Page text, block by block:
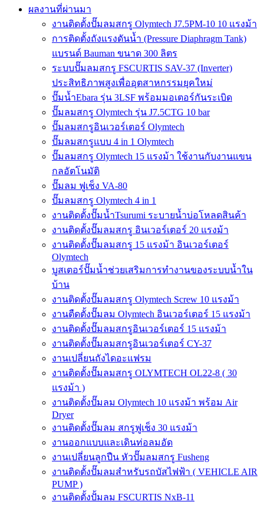
ผลงานที่ผ่านมา
งานติดตั้งปั๊มลมสกรู Olymtech J7.5PM-10 10 แรงม้า
การติดตั้งถังแรงดันน้ำ (Pressure Diaphragm Tank)
แบรนด์ Bauman ขนาด 300 ลิตร
ระบบปั๊มลมสกรู FSCURTIS SAV-37 (Inverter)
ประสิทธิภาพสูงเพื่ออุตสาหกรรมยุคใหม่
ปั๊มน้ำEbara รุ่น 3LSF พร้อมมอเตอร์กันระเบิด
ปั๊มลมสกรู Olymtech รุ่น J7.5CTG 10 bar
ปั๊มลมสกรูอินเวอร์เตอร์ Olymtech
ปั๊มลมสกรูแบบ 4 in 1 Olymtech
ปั๊มลมสกรู Olymtech 15 แรงม้า ใช้งานกับงานแขน
กลอัตโนมัติ
ปั๊มลม ฟูเช็ง VA-80
ปั๊มลมสกรู Olymtech 4 in 1
งานติดตั้งปั๊มน้ำTsurumi ระบายน้ำบ่อโหลดสินค้า
งานติดตั้งปั๊มลมสกรู อินเวอร์เตอร์ 20 แรงม้า
งานติดตั้งปั๊มลมสกรู 15 แรงม้า อินเวอร์เตอร์
Olymtech
บูสเตอร์ปั๊มน้ำช่วยเสริมการทำงานของระบบน้ำใน
บ้าน
งานติดตั้งปั๊มลมสกรู Olymtech Screw 10 แรงม้า
งานตืดตั้งปั๊มลม Olymtech อินเวอร์เตอร์ 15 แรงม้า
งานติดตั้งปั๊มลมสกรูอินเวอร์เตอร์ 15 แรงม้า
งานติดตั้งปั๊มลมสกรูอินเวอร์เตอร์ CY-37
งานเปลี่ยนถังไดอะแฟรม
งานติดตั้งปั๊มลมสกรู OLYMTECH OL22-8 ( 30
แรงม้า )
งานติดตั้งปั๊มลม Olymtech 10 แรงม้า พร้อม Air
Dryer
งานติดตั้งปั๊มลม สกรูฟูเช็ง 30 แรงม้า
งานออกแบบและเดินท่อลมอัด
งานเปลี่ยนลูกปืน หัวปั๊มลมสกรู Fusheng
งานติดตั้งปั๊มลมสำหรับรถบัสไฟฟ้า ( VEHICLE AIR
PUMP )
งานติดตั้งปั้มลม FSCURTIS NxB-11